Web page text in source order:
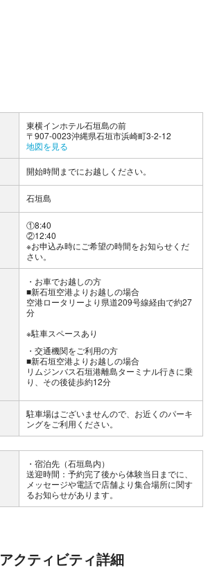
東横インホテル石垣島の前
〒907-0023沖縄県石垣市浜崎町3-2-12
地図を見る
開始時間までにお越しください。
石垣島
①8:40
②12:40
※お申込み時にご希望の時間をお知らせくだ
さい。
お車でお越しの方
■新石垣空港よりお越しの場合
空港ロータリーより県道209号線経由で約27
分
※駐車スペースあり
交通機関をご利用の方
■新石垣空港よりお越しの場合
リムジンバス石垣港離島ターミナル行きに乗
り、その後徒歩約12分
駐車場はございませんので、お近くのパーキ
ングをご利用ください。
宿泊先（石垣島内）
送迎時間：予約完了後から体験当日までに、
メッセージや電話で店舗より集合場所に関す
るお知らせがあります。
アクティビティ詳細